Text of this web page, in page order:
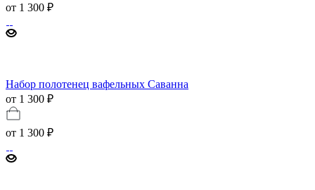
от 1 300 ₽
Набор полотенец вафельных Саванна
от 1 300 ₽
от 1 300 ₽